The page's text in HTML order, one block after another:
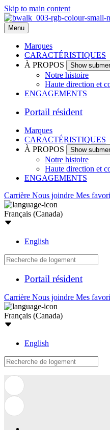
Skip to main content
Menu
Marques
CARACTÉRISTIQUES
À PROPOS
Show
Notre histoire
Haute direction et
ENGAGEMENTS
Portail résident
Marques
CARACTÉRISTIQUES
À PROPOS
Show
Notre histoire
Haute direction et
ENGAGEMENTS
Carrière Nous joindre Mes
Français (Canada)
English
Portail résident
Carrière Nous joindre Mes
Français (Canada)
English